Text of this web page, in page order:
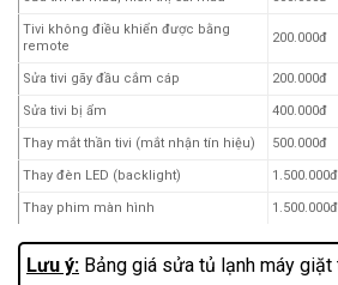
Tivi không điều khiển được bằng
remote
200.000đ
Sửa tivi gãy đầu cắm cáp 200.000đ
Sửa tivi bị ẩm 400.000đ
Thay mắt thần tivi (mắt nhận tín hiệu) 500.000đ
Thay đèn LED (backlight) 1.500.000đ
Thay phim màn hình 1.500.000đ
Thay cổng HDMI 1.500.000đ
Các lỗi khác Hotline:
Lưu ý: Bảng giá sửa tủ lạnh máy